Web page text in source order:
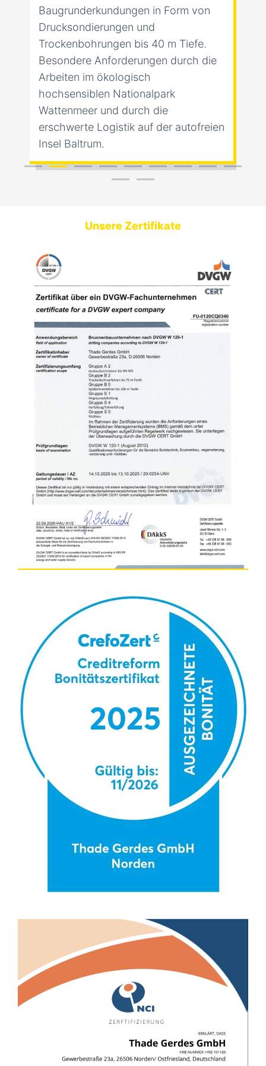
Baugrunderkundungen in Form von
Drucksondierungen und
Trockenbohrungen bis 40 m Tiefe.
Besondere Anforderungen durch die
Arbeiten im ökologisch
hochsensiblen Nationalpark
Wattenmeer und durch die
erschwerte Logistik auf der autofreien
Insel Baltrum.
Unsere Zertifikate